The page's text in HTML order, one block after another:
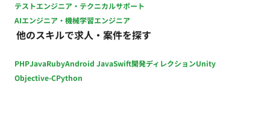
テストエンジニア・テクニカルサポート
AIエンジニア・機械学習エンジニア
他のスキルで求人・案件を探す
PHPJavaRubyAndroid JavaSwift開発ディレクションUnity
Objective-CPython